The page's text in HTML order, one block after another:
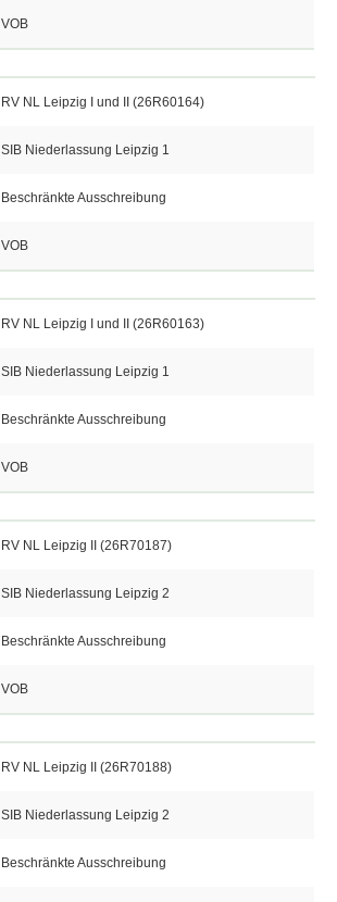
VOB
RV NL Leipzig I und II (26R60164)
SIB Niederlassung Leipzig 1
Beschränkte Ausschreibung
VOB
RV NL Leipzig I und II (26R60163)
SIB Niederlassung Leipzig 1
Beschränkte Ausschreibung
VOB
RV NL Leipzig II (26R70187)
SIB Niederlassung Leipzig 2
Beschränkte Ausschreibung
VOB
RV NL Leipzig II (26R70188)
SIB Niederlassung Leipzig 2
Beschränkte Ausschreibung